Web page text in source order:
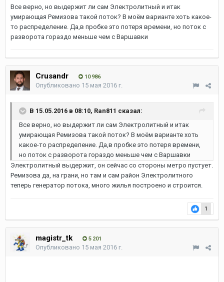
Все верно, но выдержит ли сам Электролитный и итак
умирающая Ремизова такой поток? В моём варианте хоть какое-
то распределение. Да,в пробке это потеря времени, но поток с
разворота гораздо меньше чем с Варшавки
Crusandr 10 986
Опубликовано 15 мая 2016 г.
В 15.05.2016 в 08:10, Ran811 сказал:
Все верно, но выдержит ли сам Электролитный и итак
умирающая Ремизова такой поток? В моём варианте хоть
какое-то распределение. Да,в пробке это потеря времени,
но поток с разворота гораздо меньше чем с Варшавки
Электролитный выдержит, он сейчас со стороны метро пустует.
Ремизова да, на грани, но там и сам район Электролитного
теперь генератор потока, много жилья построено и строится.
1
magistr_tk 5 201
Опубликовано 15 мая 2016 г.